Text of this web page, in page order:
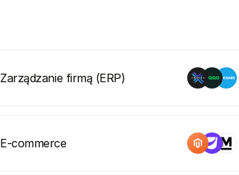
Zarządzanie firmą (ERP)
E-commerce